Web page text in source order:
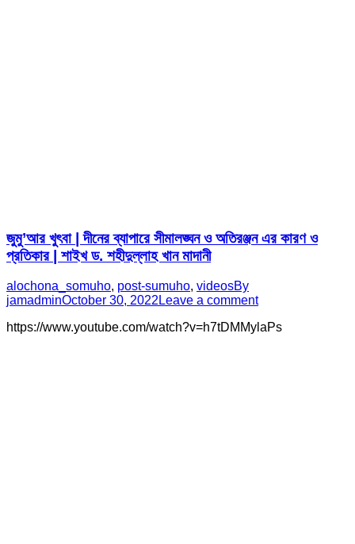
জুমু’আর খুৎবা | দীনের ব্যাপারে সীমালঙ্ঘন ও অতিরঞ্জন এর কারণ ও
প্রতিকার | শাইখ ড. শহীদুল্লাহ খান মাদানী
alochona_somuho, post-sumuho, videosBy
jamadminOctober 30, 2022 Leave a comment
https://www.youtube.com/watch?v=h7tDMMylaPs